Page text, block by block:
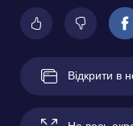
Відкрити в